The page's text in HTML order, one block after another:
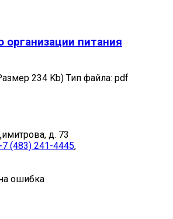
организации питания
234 Kb) Тип файла: pdf
д. 73
(483) 241-4445,
ошибка